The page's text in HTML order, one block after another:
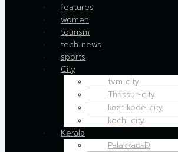
features
women
tourism
tech news
sports
City
tvm city
Thrissur-city
kozhikode city
kochi city
Kerala
Palakkad-D